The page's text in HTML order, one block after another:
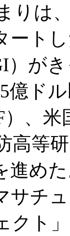
は
ート
）が
億ド
）、
高等
進め
サチ
クト